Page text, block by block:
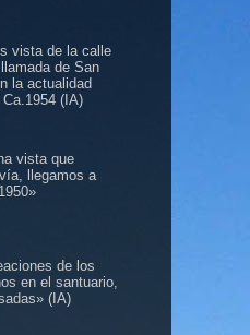
vista de la calle
de San
la actualidad
(IA)
vista que
llegamos a
de los
en el santuario,
(IA)